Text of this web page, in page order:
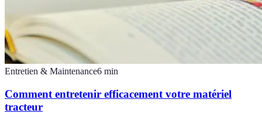
Entretien & Maintenance6 min
Comment entretenir efficacement votre matériel
tracteur